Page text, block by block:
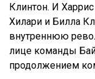
Клинтон. И
Хилари и Билла
внутреннюю
лице команды
продолжением